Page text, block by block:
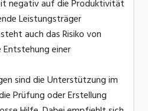
negativ auf die Produktivität
Leistungsträger
auch das Risiko von
einer
sind die Unterstützung im
Prüfung oder Erstellung